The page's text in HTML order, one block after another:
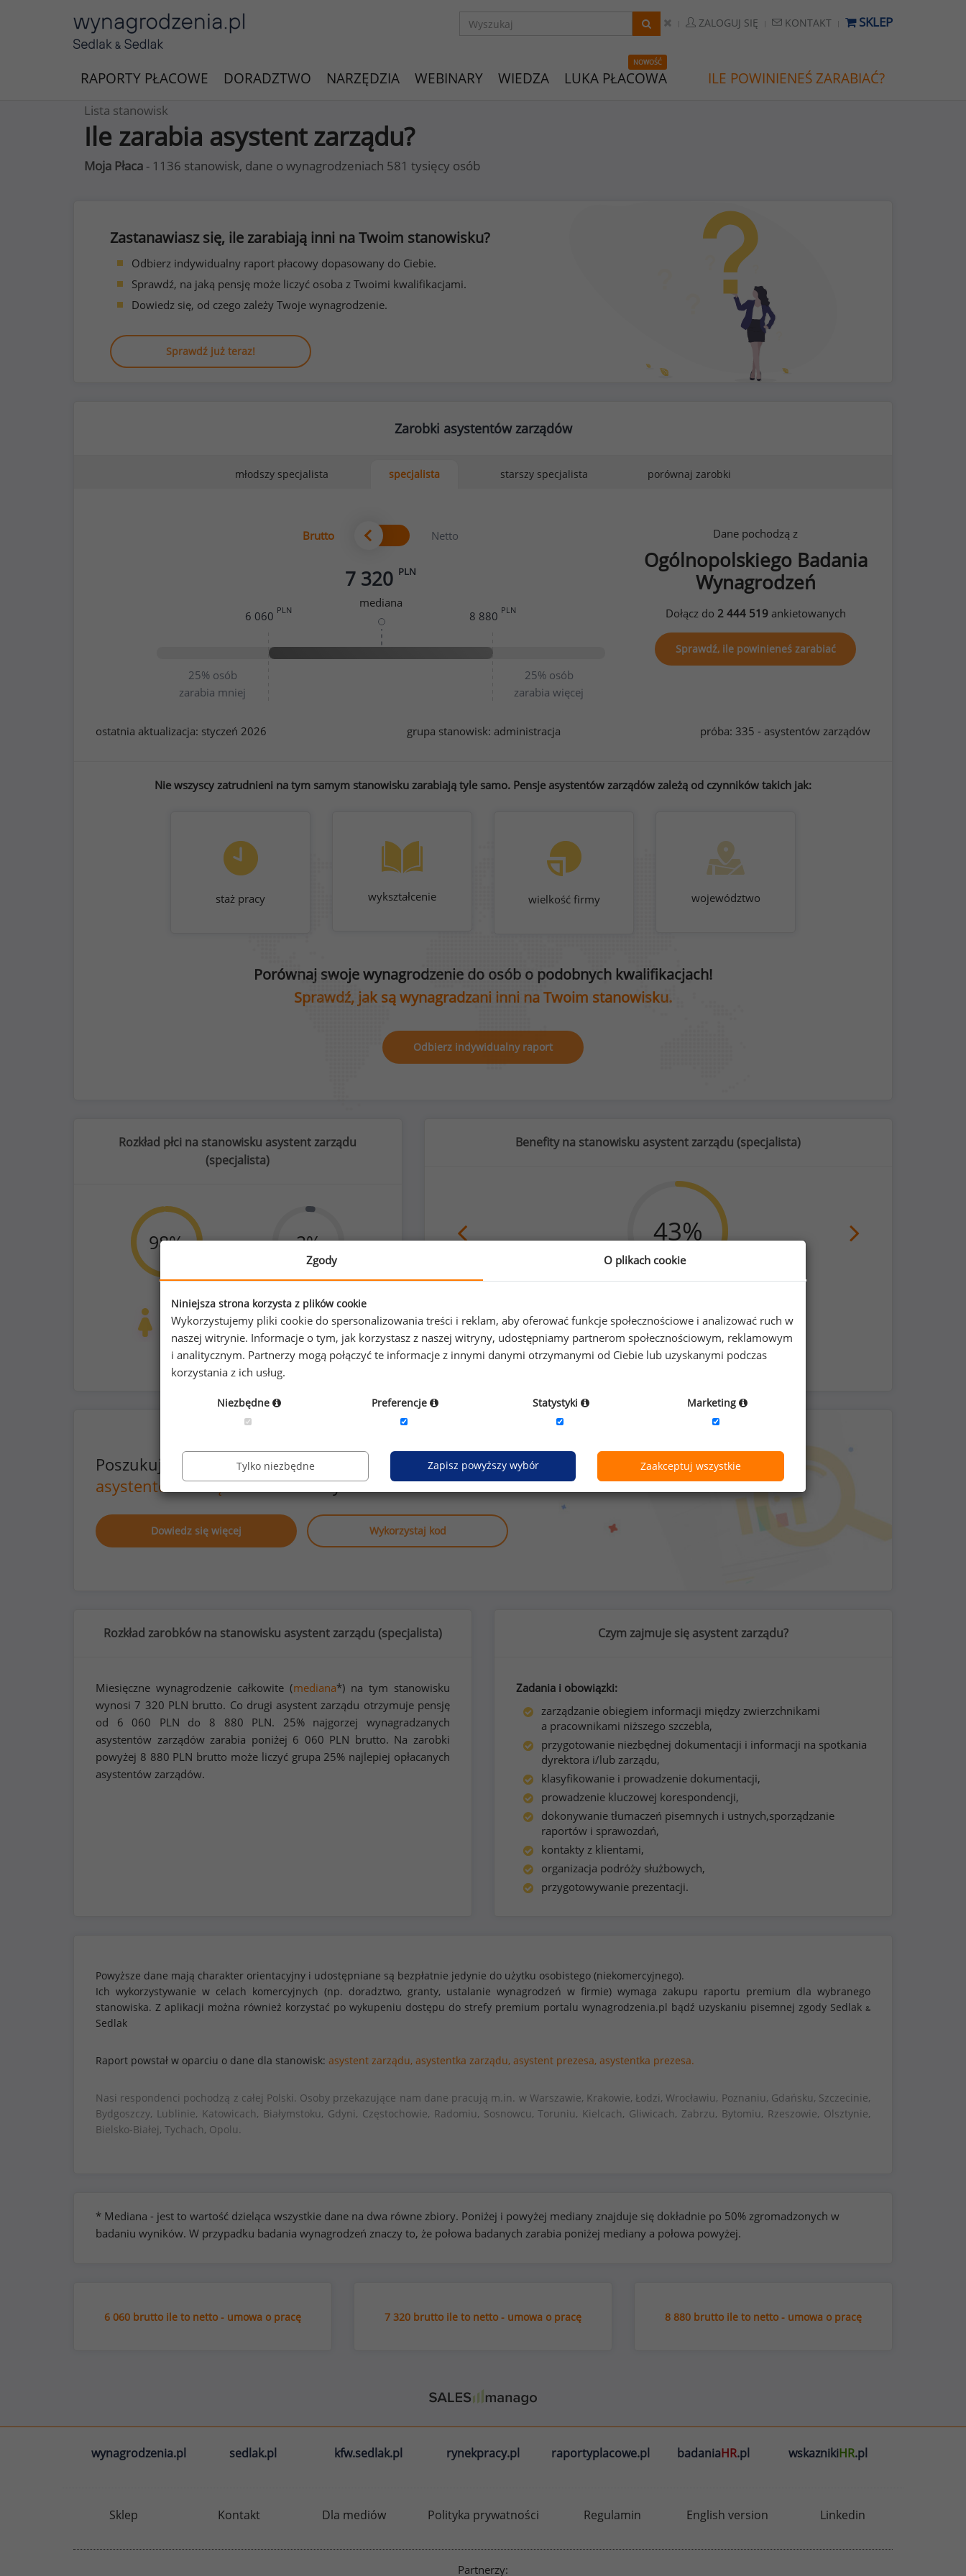
ZALOGUJ SIĘ KONTAKT SKLEP
RAPORTY PŁACOWE DORADZTWO NARZĘDZIA WEBINARY WIEDZA
NOWOŚĆ
LUKA PŁACOWA ILE POWINIENEŚ ZARABIAĆ?
Lista stanowisk
Ile zarabia asystent zarządu?
Moja Płaca - 1136 stanowisk, dane o wynagrodzeniach 581 tysięcy osób
Zastanawiasz się, ile zarabiają inni na Twoim stanowisku?
Odbierz indywidualny raport płacowy dopasowany do Ciebie.
Sprawdź, na jaką pensję może liczyć osoba z Twoimi kwalifikacjami.
Dowiedz się, od czego zależy Twoje wynagrodzenie.
Sprawdź już teraz!
Zarobki asystentów zarządów
młodszy specjalista specjalista starszy specjalista porównaj zarobki
Brutto Netto
7 320 PLN
mediana
25% osób
zarabia mniej
25% osób
zarabia więcej
6 060 PLN 8 880 PLN
Dane pochodzą z
Ogólnopolskiego Badania
Wynagrodzeń
Dołącz do 2 444 519ankietowanych
Sprawdź, ile powinieneś zarabiać
ostatnia aktualizacja: styczeń 2026 grupa stanowisk: administracja próba: 335 - asystentów zarządów
Nie wszyscy zatrudnieni na tym samym stanowisku zarabiają tyle samo. Pensje asystentów zarządów zależą od czynników takich jak:
staż pracy wykształcenie wielkość firmy województwo
Porównaj swoje wynagrodzenie do osób o podobnych kwalifikacjach!
Sprawdź, jak są wynagradzani inni na Twoim stanowisku.
Odbierz indywidualny raport
Rozkład płci na stanowisku asystent zarządu
(specjalista)
98%
Kobiety
328
2%
Mężczyźni
7
Benefity na stanowisku asystent zarządu (specjalista)
46% 43%
Poszukujesz szczegółowych danych o wynagrodzeniach
asystentów zarządówlub na innych stanowiskach?
Dowiedz się więcej Wykorzystaj kod
Rozkład zarobków na stanowisku asystent zarządu (specjalista)
Miesięczne wynagrodzenie całkowite (mediana*) na tym stanowisku
wynosi7 320 PLN brutto. Co drugi asystent zarządu otrzymuje pensję
od 6 060 PLN do 8 880 PLN. 25% najgorzej wynagradzanych
asystentów zarządów zarabia poniżej 6 060 PLN brutto. Na zarobki
powyżej 8 880 PLN brutto może liczyć grupa 25% najlepiej opłacanych
asystentów zarządów.
Czym zajmuje się asystent zarządu?
Zadania i obowiązki:
zarządzanie obiegiem informacji między zwierzchnikami
a pracownikami niższego szczebla,
przygotowanie niezbędnej dokumentacji i informacji na spotkania
dyrektora i/lub zarządu,
klasyfikowanie i prowadzenie dokumentacji,
prowadzenie kluczowej korespondencji,
dokonywanie tłumaczeń pisemnych i ustnych,sporządzanie
raportów i sprawozdań,
kontakty z klientami,
organizacja podróży służbowych,
przygotowywanie prezentacji.
Powyższe dane mają charakter orientacyjny i udostępniane są bezpłatnie jedynie do użytku osobistego (niekomercyjnego).
Ich wykorzystywanie w celach komercyjnych (np. doradztwo, granty, ustalanie wynagrodzeń w firmie) wymaga zakupu raportu premium dla wybranego
stanowiska. Z aplikacji można również korzystać po wykupeniu dostępu do strefy premium portalu wynagrodzenia.pl bądź uzyskaniu pisemnej zgody Sedlak &
Sedlak
Raport powstał w oparciu o dane dla stanowisk: asystent zarządu, asystentka zarządu, asystent prezesa, asystentka prezesa.
Nasi respondenci pochodzą z całej Polski. Osoby przekazujące nam dane pracują m.in. w Warszawie, Krakowie, Łodzi, Wrocławiu, Poznaniu, Gdańsku, Szczecinie,
Bydgoszczy, Lublinie, Katowicach, Białymstoku, Gdyni, Częstochowie, Radomiu, Sosnowcu, Toruniu, Kielcach, Gliwicach, Zabrzu, Bytomiu, Rzeszowie, Olsztynie,
Bielsko-Białej, Tychach, Opolu.
* Mediana - jest to wartość dzieląca wszystkie dane na dwa równe zbiory. Poniżej i powyżej mediany znajduje się dokładnie po 50% zgromadzonych w
badaniu wyników. W przypadku badania wynagrodzeń znaczy to, że połowa badanych zarabia poniżej mediany a połowa powyżej.
6 060 brutto ile to netto - umowa o pracę 7 320 brutto ile to netto - umowa o pracę 8 880 brutto ile to netto - umowa o pracę
wynagrodzenia.pl sedlak.pl kfw.sedlak.pl rynekpracy.pl raportyplacowe.pl badaniaHR.pl wskaznikiHR.pl
Sklep Kontakt Dla mediów Polityka prywatności Regulamin English version Linkedin
Partnerzy:
Zgody O plikach cookie
Niniejsza strona korzysta z plików cookie
Wykorzystujemy pliki cookie do spersonalizowania treści i reklam, aby oferować funkcje społecznościowe i analizować ruch w
naszej witrynie. Informacje o tym, jak korzystasz z naszej witryny, udostępniamy partnerom społecznościowym, reklamowym
i analitycznym. Partnerzy mogą połączyć te informacje z innymi danymi otrzymanymi od Ciebie lub uzyskanymi podczas
korzystania z ich usług.
Niezbędne Preferencje Statystyki Marketing
Tylko niezbędne Zapisz powyższy wybór Zaakceptuj wszystkie